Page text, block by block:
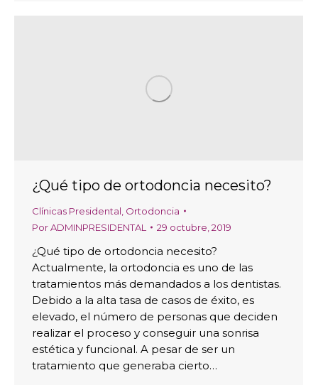
¿Qué tipo de ortodoncia necesito?
Clínicas Presidental Ortodoncia
PorADMINPRESIDENTAL 29 octubre, 2019
¿Qué tipo de ortodoncia necesito?
Actualmente, la ortodoncia es uno de las
tratamientos más demandados a los dentistas.
Debido a la alta tasa de casos de éxito, es
elevado, el número de personas que deciden
realizar el proceso y conseguir una sonrisa
estética y funcional. A pesar de ser un
tratamiento que generaba cierto…